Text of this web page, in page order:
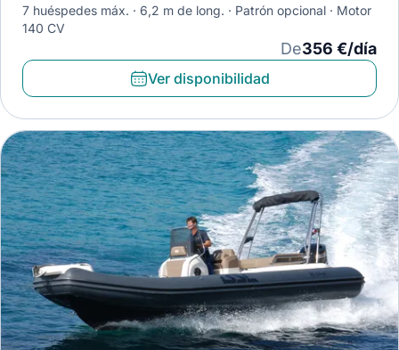
7 huéspedes máx. 6,2 m de long. Patrón opcional
Motor
140 CV
De356 €/día
Ver disponibilidad